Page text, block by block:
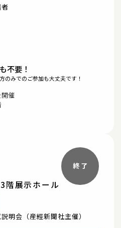
不要！
のみでのご参加も大丈夫です！
催
階展示ホール
明会（産經新聞社主催）